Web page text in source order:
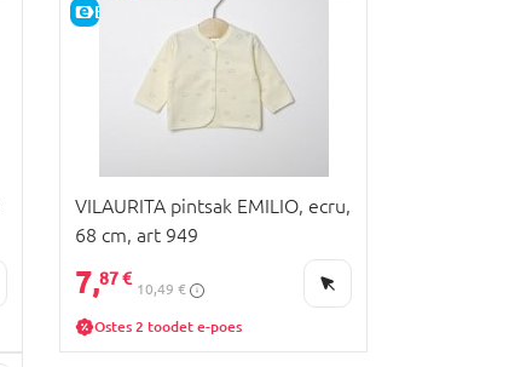
E-HIND
VILAURITA pintsak EMILIO, ecru,
68 cm, art 949
7,87 €
10,49 €
Ostes 2 toodet e-poes